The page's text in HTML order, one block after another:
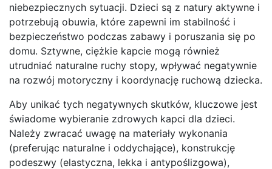
niebezpiecznych sytuacji. Dzieci są z natury aktywne i
potrzebują obuwia, które zapewni im stabilność i
bezpieczeństwo podczas zabawy i poruszania się po
domu. Sztywne, ciężkie kapcie mogą również
utrudniać naturalne ruchy stopy, wpływać negatywnie
na rozwój motoryczny i koordynację ruchową dziecka.
Aby unikać tych negatywnych skutków, kluczowe jest
świadome wybieranie zdrowych kapci dla dzieci.
Należy zwracać uwagę na materiały wykonania
(preferując naturalne i oddychające), konstrukcję
podeszwy (elastyczna, lekka i antypoślizgowa),